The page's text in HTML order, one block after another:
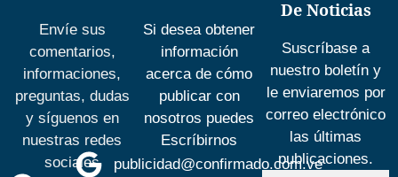
Envíe sus
comentarios,
informaciones,
preguntas, dudas
y síguenos en
nuestras redes
sociales
Si desea obtener
información
acerca de cómo
publicar con
nosotros puedes
Escríbirnos
publicidad@confirmado.com.ve
De Noticias
Suscríbase a
nuestro boletín y
le enviaremos por
correo electrónico
las últimas
publicaciones.